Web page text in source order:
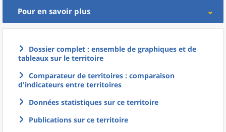
Pour en savoir plus
Dossier complet : ensemble de graphiques et de
tableaux sur le territoire
Comparateur de territoires : comparaison
d'indicateurs entre territoires
Données statistiques sur ce territoire
Publications sur ce territoire